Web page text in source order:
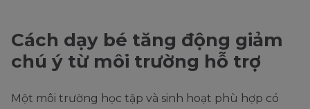
Cách dạy bé tăng động giảm
chú ý từ môi trường hỗ trợ
Một môi trường học tập và sinh hoạt phù hợp có